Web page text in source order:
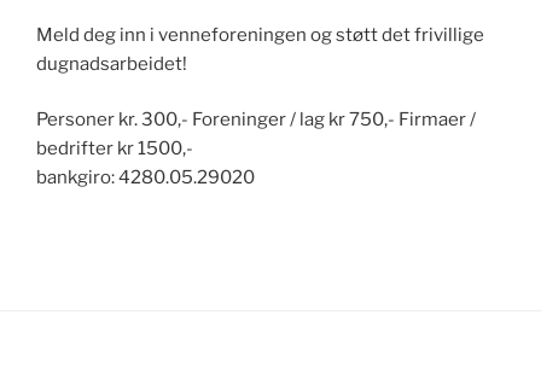
Meld deg inn i venneforeningen og støtt det frivillige
dugnadsarbeidet!
Personer kr. 300,- Foreninger / lag kr 750,- Firmaer /
bedrifter kr 1500,-
bankgiro: 4280.05.29020